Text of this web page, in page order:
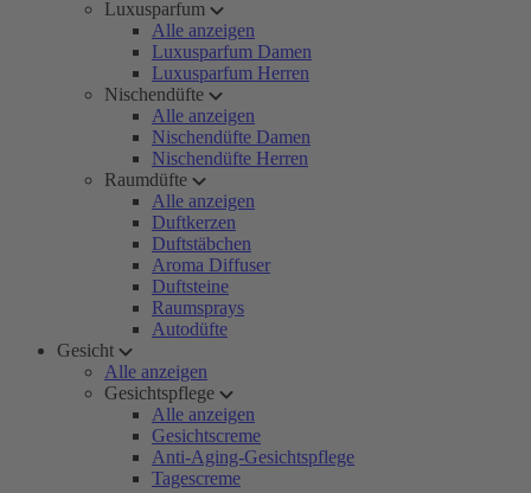
Luxusparfum
Alle anzeigen
Luxusparfum Damen
Luxusparfum Herren
Nischendüfte
Alle anzeigen
Nischendüfte Damen
Nischendüfte Herren
Raumdüfte
Alle anzeigen
Duftkerzen
Duftstäbchen
Aroma Diffuser
Duftsteine
Raumsprays
Autodüfte
Gesicht
Alle anzeigen
Gesichtspflege
Alle anzeigen
Gesichtscreme
Anti-Aging-Gesichtspflege
Tagescreme